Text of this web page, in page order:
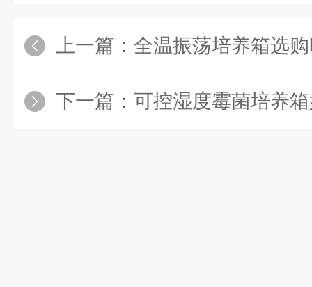
上一篇： 全温振荡培养箱选
下一篇： 可控湿度霉菌培养箱如